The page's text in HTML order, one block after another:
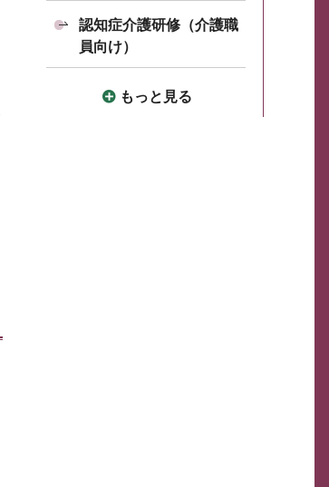
認知症介護研修（介護職
員向け）
もっと見る